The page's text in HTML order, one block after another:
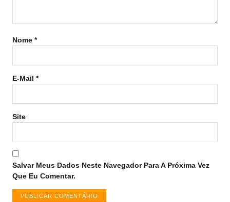
Nome *
E-Mail *
Site
Salvar Meus Dados Neste Navegador Para A Próxima Vez
Que Eu Comentar.